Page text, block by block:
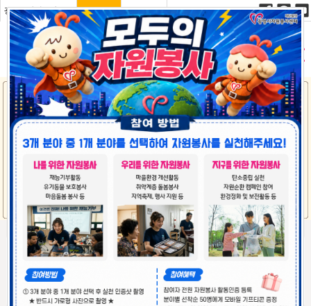
광명시자원봉사센터 1365 포털 명예의전당
센터소개 자원봉사
특성 봉사단체